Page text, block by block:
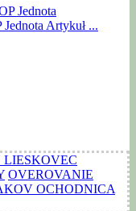
Artykuł ...
OVEROVANIE
OCHODNICA